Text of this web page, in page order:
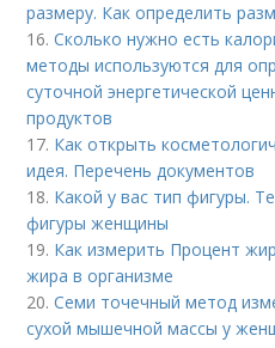
размеру. Как определить
16.Сколько нужно есть
методы используются для
суточной энергетической
продуктов
17. Как открыть
идея. Перечень документов
18. Какой у вас тип фигуры.
фигуры женщины
19. Как измерить Процент
жира в организме
20.Семи точечный метод
сухой мышечной массы у